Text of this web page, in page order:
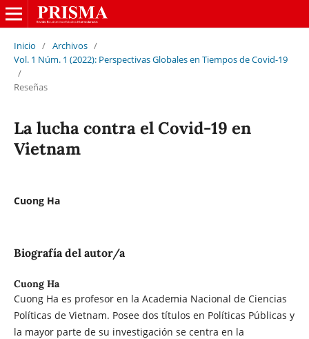
Inicio / Archivos /
Vol. 1 Núm. 1 (2022): Perspectivas Globales en Tiempos de Covid-19
/
Reseñas
La lucha contra el Covid-19 en
Vietnam
Cuong Ha
Biografía del autor/a
Cuong Ha
Cuong Ha es profesor en la Academia Nacional de Ciencias
Políticas de Vietnam. Posee dos títulos en Políticas Públicas y
la mayor parte de su investigación se centra en la